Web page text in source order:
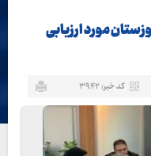
مورد ارزیابی
کد خبر: ۳۹۴۲